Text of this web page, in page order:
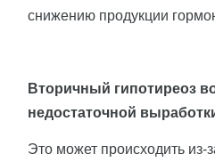
снижению продукции
Вторичный гипотиреоз
недостаточной
Это может происходить из-